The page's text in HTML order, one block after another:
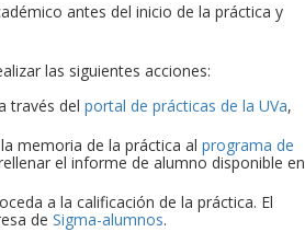
antes del inicio de la práctica y
las siguientes acciones:
través del portal de prácticas de la UVa,
memoria de la práctica al programa de
el informe de alumno disponible en
a la calificación de la práctica. El
de Sigma-alumnos.